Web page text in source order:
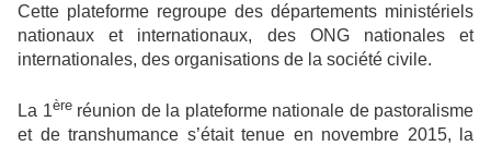
Cette plateforme regroupe des départements ministériels
nationaux et internationaux, des ONG nationales et
internationales, des organisations de la société civile.
La 1èreréunion de la plateforme nationale de pastoralisme
et de transhumance s’était tenue en novembre 2015, la